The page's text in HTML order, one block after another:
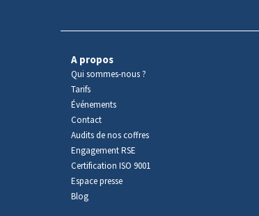
A propos
Qui sommes-nous ?
Tarifs
Événements
Contact
Audits de nos coffres
Engagement RSE
Certification ISO 9001
Espace presse
Blog